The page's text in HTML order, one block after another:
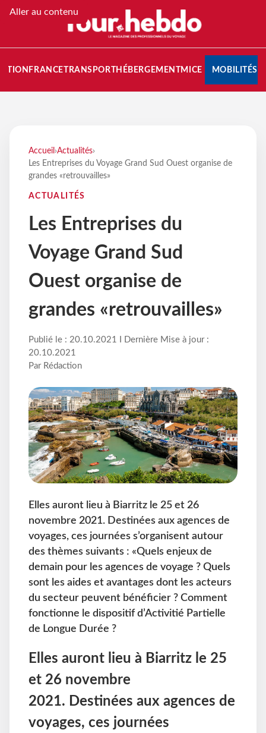
Aller au contenu
FRANCETRANSPORT HÉBERGEMENTMICE MOBILITÉS
Accueil ›Actualités›
Les Entreprises du Voyage Grand Sud Ouest organise de
grandes «retrouvailles»
ACTUALITÉS
Les Entreprises du
Voyage Grand Sud
Ouest organise de
grandes «retrouvailles»
Publié le : 20.10.2021 I Dernière Mise à jour :
20.10.2021
Par Rédaction
Elles auront lieu à Biarritz le 25 et 26
novembre 2021. Destinées aux agences de
voyages, ces journées s’organisent autour
des thèmes suivants : «Quels enjeux de
demain pour les agences de voyage ? Quels
sont les aides et avantages dont les acteurs
du secteur peuvent bénéficier ? Comment
fonctionne le dispositif d’Activitié Partielle
de Longue Durée ?
Elles auront lieu à Biarritz le 25
et 26 novembre
2021. Destinées aux agences de
voyages, ces journées